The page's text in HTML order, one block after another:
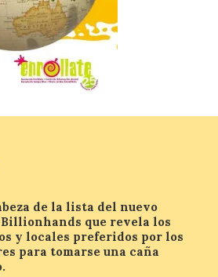
de la lista
de
revela
y locales
los
este
ranking de
revela los
y locales
por los
para
de la lista del nuevo
que revela los
y locales preferidos por los
para tomarse una caña